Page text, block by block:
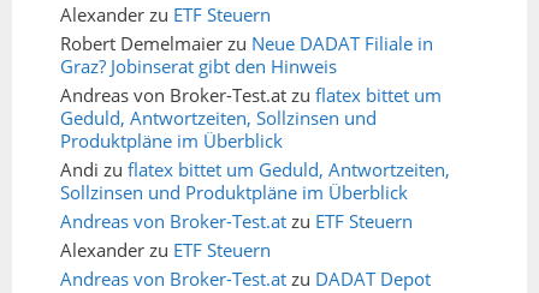
Alexander zu ETF Steuern
Robert Demelmaier zu Neue DADAT Filiale in
Graz? Jobinserat gibt den Hinweis
Andreas von Broker-Test.at zu flatex bittet um
Geduld, Antwortzeiten, Sollzinsen und
Produktpläne im Überblick
Andi zu flatex bittet um Geduld, Antwortzeiten,
Sollzinsen und Produktpläne im Überblick
Andreas von Broker-Test.at zu ETF Steuern
Alexander zu ETF Steuern
Andreas von Broker-Test.at zu DADAT Depot